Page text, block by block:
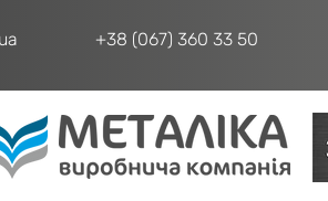
+38 (067) 360 33 50